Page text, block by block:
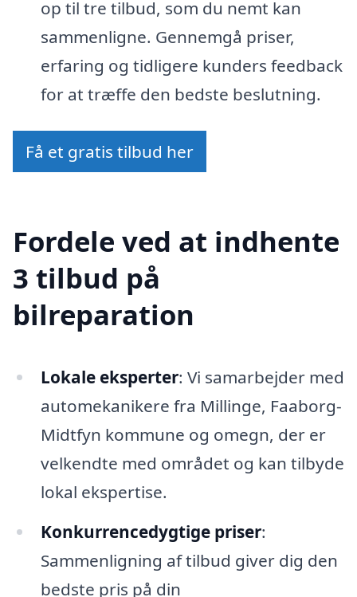
op til tre tilbud, som du nemt kan
sammenligne. Gennemgå priser,
erfaring og tidligere kunders feedback
for at træffe den bedste beslutning.
Få et gratis tilbud her
Fordele ved at indhente
3 tilbud på
bilreparation
Lokale eksperter: Vi samarbejder med
automekanikere fra Millinge, Faaborg-
Midtfyn kommune og omegn, der er
velkendte med området og kan tilbyde
lokal ekspertise.
Konkurrencedygtige priser:
Sammenligning af tilbud giver dig den
bedste pris på din